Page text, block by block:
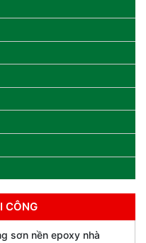
CÔNG
sơn nền epoxy nhà